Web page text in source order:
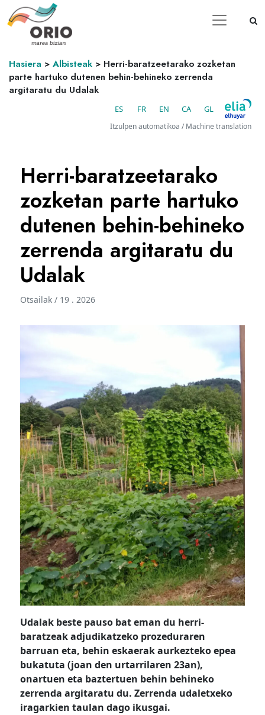
Hasiera > Albisteak > Herri-baratzeetarako zozketan
parte hartuko dutenen behin-behineko zerrenda
argitaratu du Udalak
ES FR EN CA GL
Itzulpen automatikoa / Machine translation
Herri-baratzeetarako
zozketan parte hartuko
dutenen behin-behineko
zerrenda argitaratu du
Udalak
Otsailak / 19 . 2026
Udalak beste pauso bat eman du herri-
baratzeak adjudikatzeko prozeduraren
barruan eta, behin eskaerak aurkezteko epea
bukatuta (joan den urtarrilaren 23an),
onartuen eta baztertuen behin behineko
zerrenda argitaratu du. Zerrenda udaletxeko
iragarkien taulan dago ikusgai.